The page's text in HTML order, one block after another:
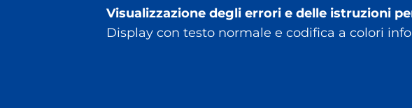
Visualizzazione degli errori e delle istruzioni
Display con testo normale e codifica a colori